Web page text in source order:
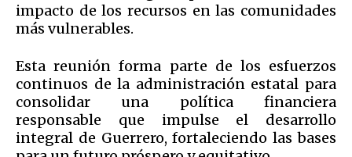
impacto de los recursos en las comunidades
más vulnerables.
Esta reunión forma parte de los esfuerzos
continuos de la administración estatal para
consolidar una política financiera
responsable que impulse el desarrollo
integral de Guerrero, fortaleciendo las bases